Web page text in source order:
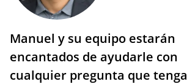
Manuel y su equipo estarán
encantados de ayudarle con
cualquier pregunta que tenga